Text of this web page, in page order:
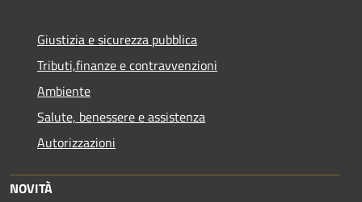
Giustizia e sicurezza pubblica
Tributi,finanze e contravvenzioni
Ambiente
Salute, benessere e assistenza
Autorizzazioni
NOVITÀ